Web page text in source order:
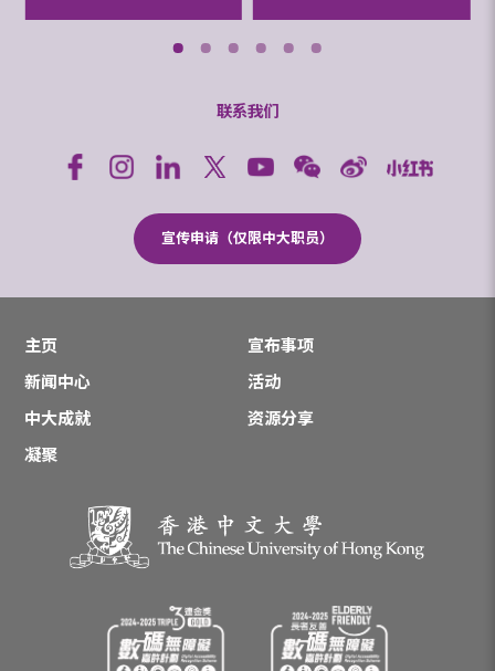
联系我们
宣传申请（仅限中大职员）
主页
宣布事项
新闻中心
活动
中大成就
资源分享
凝聚